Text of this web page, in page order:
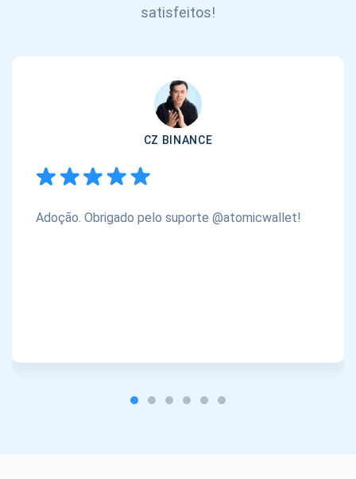
satisfeitos!
CZ BINANCE
Adoção. Obrigado pelo suporte @atomicwallet!